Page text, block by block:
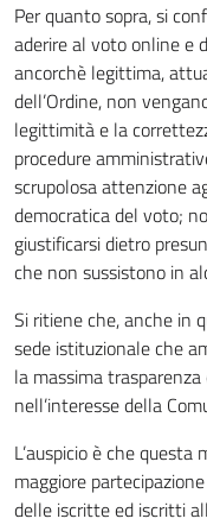
Per quanto sopra, si
aderire al voto online e
ancorchè legittima,
dell’Ordine, non
legittimità e la
procedure
scrupolosa attenzione
democratica del voto;
giustificarsi dietro
che non sussistono in
Si ritiene che, anche in
sede istituzionale che
la massima
nell’interesse della
L’auspicio è che
maggiore
delle iscritte ed iscritti